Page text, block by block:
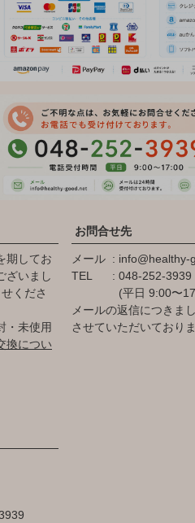
期してお
ざいまし
くださ
・未使用
換につい
お問合せ先
メール
info@healthy-
TEL
048-252-3939
(平日 9:00〜
メールの返信につきま
させていただいておりま